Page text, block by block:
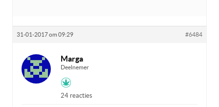
31-01-2017 om 09:29 #6484
Marga
Deelnemer
24 reacties